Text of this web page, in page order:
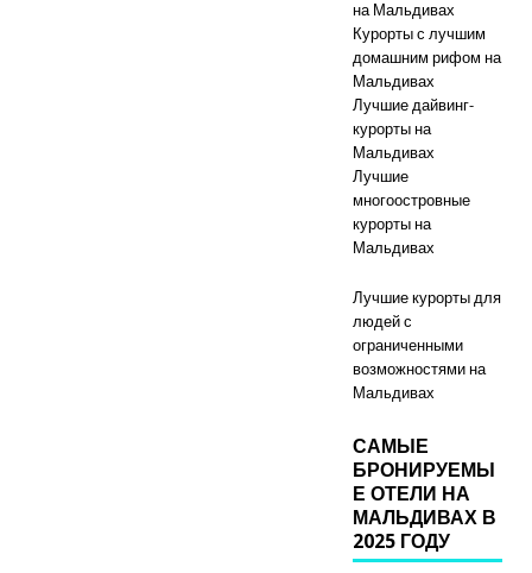
на Мальдивах
Курорты с лучшим
домашним рифом на
Мальдивах
Лучшие дайвинг-
курорты на
Мальдивах
Лучшие
многоостровные
курорты на
Мальдивах
Лучшие курорты для
людей с
ограниченными
возможностями на
Мальдивах
САМЫЕ
БРОНИРУЕМЫ
Е ОТЕЛИ НА
МАЛЬДИВАХ В
2025 ГОДУ